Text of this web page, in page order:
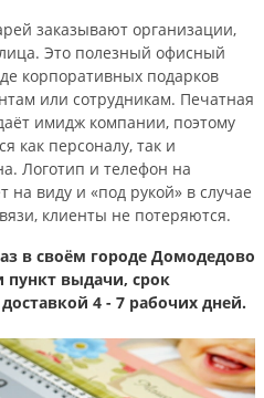
заказывают организации,
Это полезный офисный
корпоративных подарков
или сотрудникам. Печатная
имидж компании, поэтому
как персоналу, так и
Логотип и телефон на
на виду и «под рукой» в случае
клиенты не потеряются.
в своём городе Домодедово
пункт выдачи, срок
4 - 7 рабочих дней.